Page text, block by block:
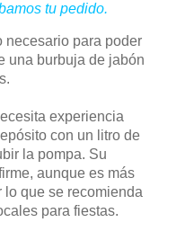
tu pedido.
necesario para poder
una burbuja de jabón
experiencia
con un litro de
la pompa. Su
aunque es más
lo que se recomienda
para fiestas.